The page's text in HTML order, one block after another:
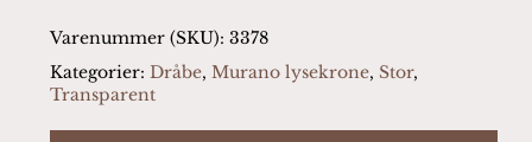
Varenummer (SKU): 3378
Kategorier: Dråbe, Murano lysekrone, Stor,
Transparent